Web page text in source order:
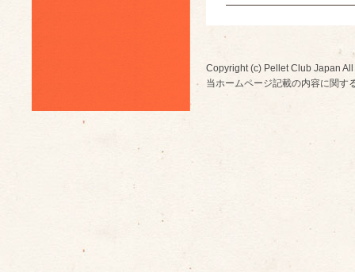
Copyright (c) Pellet Club Japan
当ホームページ記載の内容に関す